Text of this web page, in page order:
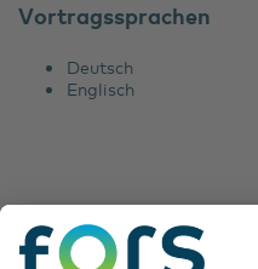
Vortragssprachen
Deutsch
Englisch